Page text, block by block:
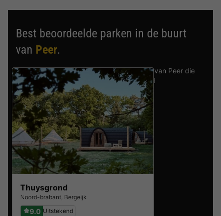
Best beoordeelde parken in de buurt
van Peer.
Ontdek de selectie van parken in de buurt van Peer die
door onze gasten als beste zijn beoordeeld
Thuysgrond
Noord-brabant, Bergeijk
9.0 Uitstekend